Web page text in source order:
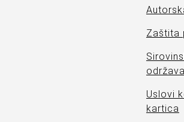
Zaštita
Uslovi
kartica